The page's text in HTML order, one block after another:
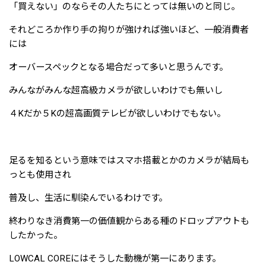
「買えない」のならその人たちにとっては無いのと同じ。
それどころか作り手の拘りが強ければ強いほど、一般消費者
には
オーバースペックとなる場合だって多いと思うんです。
みんながみんな超高級カメラが欲しいわけでも無いし
４Kだか５Kの超高画質テレビが欲しいわけでもない。
足るを知るという意味ではスマホ搭載とかのカメラが結局も
っとも使用され
普及し、生活に馴染んでいるわけです。
終わりなき消費第一の価値観からある種のドロップアウトも
したかった。
LOWCAL COREにはそうした動機が第一にあります。